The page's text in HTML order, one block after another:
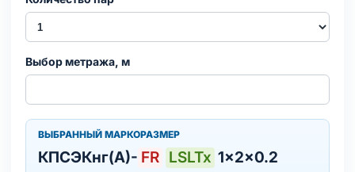
Выбор метража, м
ВЫБРАННЫЙ МАРКОРАЗМЕР
КПСЭКнг(А)- FR LSLTx 1×2×0.2